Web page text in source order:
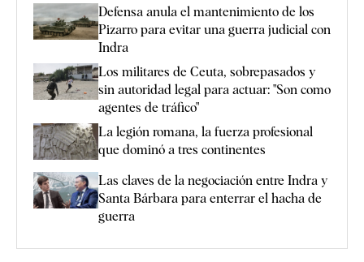
Defensa anula el mantenimiento de los
Pizarro para evitar una guerra judicial con
Indra
Los militares de Ceuta, sobrepasados y
sin autoridad legal para actuar: "Son como
agentes de tráfico"
La legión romana, la fuerza profesional
que dominó a tres continentes
Las claves de la negociación entre Indra y
Santa Bárbara para enterrar el hacha de
guerra